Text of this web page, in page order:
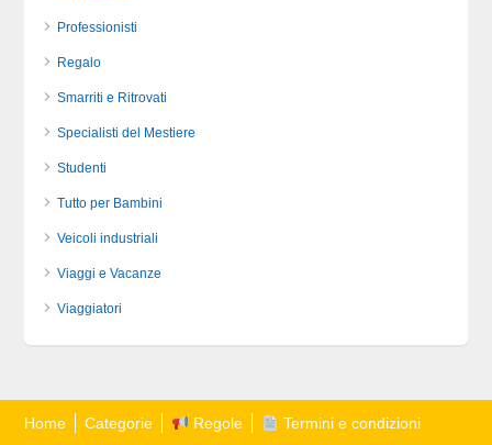
Professionisti
Regalo
Smarriti e Ritrovati
Specialisti del Mestiere
Studenti
Tutto per Bambini
Veicoli industriali
Viaggi e Vacanze
Viaggiatori
Home Categorie Regole Termini e condizioni